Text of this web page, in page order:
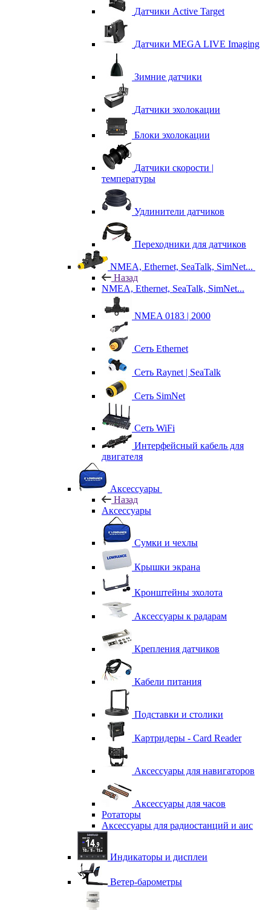
Датчики Active Target
Датчики MEGA LIVE Imaging
Зимние датчики
Датчики эхолокации
Блоки эхолокации
Датчики скорости |
температуры
Удлинители датчиков
Переходники для датчиков
NMEA, Ethernet, SeaTalk, SimNet...
Назад
NMEA, Ethernet, SeaTalk, SimNet...
NMEA 0183 | 2000
Сеть Ethernet
Сеть Raynet | SeaTalk
Сеть SimNet
Сеть WiFi
Интерфейсный кабель для
двигателя
Аксессуары
Назад
Аксессуары
Сумки и чехлы
Крышки экрана
Кронштейны эхолота
Аксессуары к радарам
Крепления датчиков
Кабели питания
Подставки и столики
Картридеры - Card Reader
Аксессуары для навигаторов
Аксессуары для часов
Ротаторы
Аксессуары для радиостанций и аис
Индикаторы и дисплеи
Ветер-барометры